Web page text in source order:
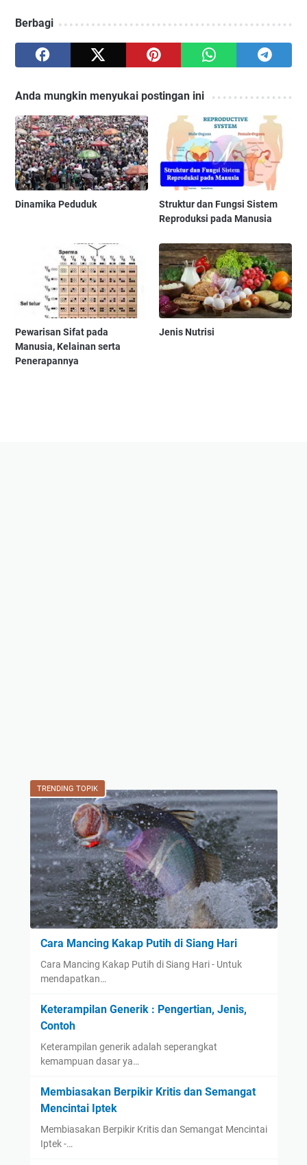
Berbagi
Anda mungkin menyukai postingan ini
Dinamika Peduduk
Struktur dan Fungsi Sistem
Reproduksi pada Manusia
Pewarisan Sifat pada
Manusia, Kelainan serta
Penerapannya
Jenis Nutrisi
TRENDING TOPIK
Cara Mancing Kakap Putih di Siang Hari
Cara Mancing Kakap Putih di Siang Hari - Untuk
mendapatkan…
Keterampilan Generik : Pengertian, Jenis,
Contoh
Keterampilan generik adalah seperangkat
kemampuan dasar ya…
Membiasakan Berpikir Kritis dan Semangat
Mencintai Iptek
Membiasakan Berpikir Kritis dan Semangat Mencintai
Iptek -…